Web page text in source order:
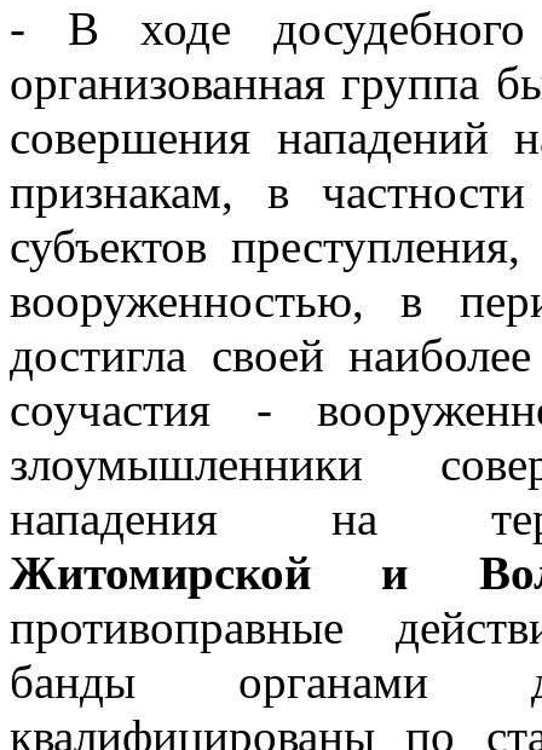
- В ходе досудебного
организованная группа
совершения
признакам, в
субъектов
вооруженностью, в
достигла своей
соучастия -
злоумышленники
нападения на
Житомирской и
противоправные
банды органами
квалифицированы по